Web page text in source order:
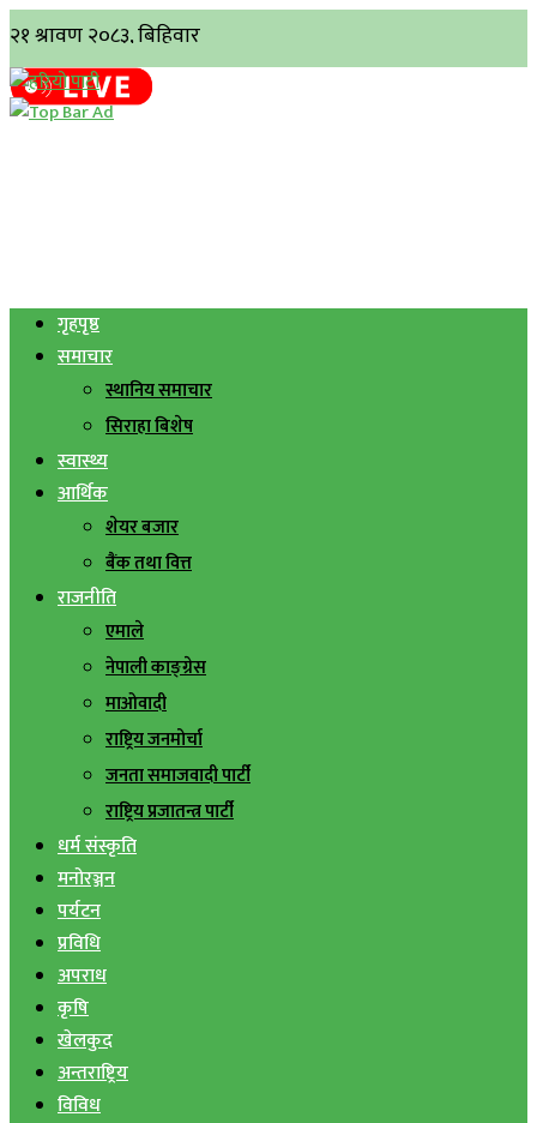
गृहपृष्ठ
समाचार
स्थानिय समाचार
सिराहा बिशेष
स्वास्थ्य
आर्थिक
शेयर बजार
बैंक तथा वित्त
राजनीति
एमाले
नेपाली काङ्ग्रेस
माओवादी
राष्ट्रिय जनमोर्चा
जनता समाजवादी पार्टी
राष्ट्रिय प्रजातन्त्र पार्टी
धर्म संस्कृति
मनोरञ्जन
पर्यटन
प्रविधि
अपराध
कृषि
खेलकुद
अन्तराष्ट्रिय
विविध